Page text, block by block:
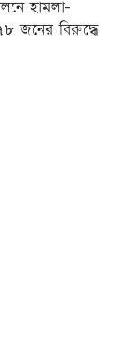
হামলা-
জনের বিরুদ্ধে